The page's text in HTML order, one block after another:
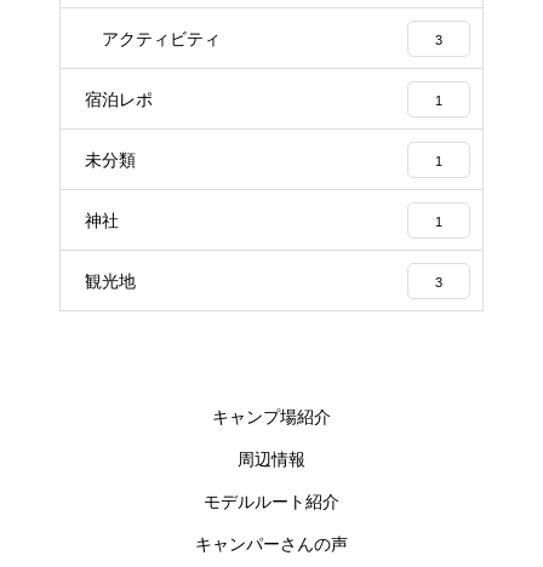
アクティビティ 3
宿泊レポ 1
未分類 1
神社 1
観光地 3
キャンプ場紹介
周辺情報
モデルルート紹介
キャンパーさんの声